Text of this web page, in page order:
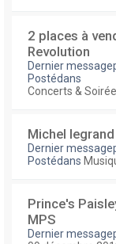
2 places à
Revolution
Dernier
Postédans
Concerts &
Michel legrand
Dernier
Postédans
Prince's
MPS
Dernier